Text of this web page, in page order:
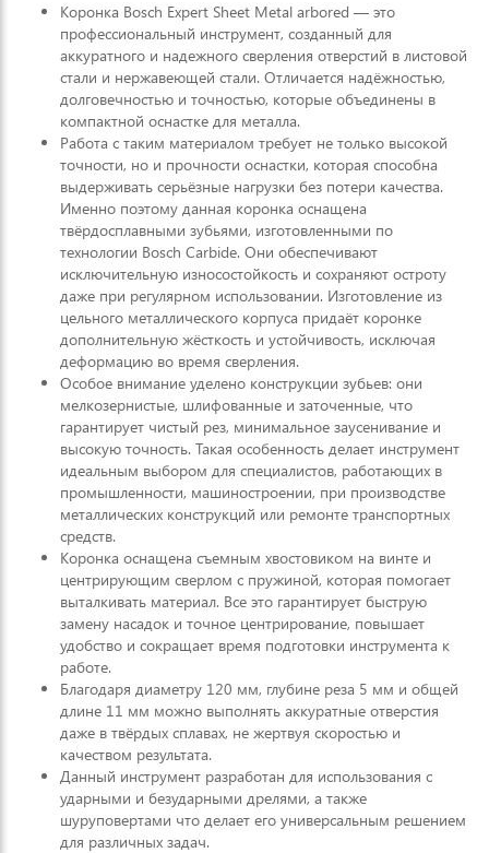
Коронка Bosch Expert Sheet Metal arbored — это
профессиональный инструмент, созданный для
аккуратного и надежного сверления отверстий в листовой
стали и нержавеющей стали. Отличается надёжностью,
долговечностью и точностью, которые объединены в
компактной оснастке для металла.
Работа с таким материалом требует не только высокой
точности, но и прочности оснастки, которая способна
выдерживать серьёзные нагрузки без потери качества.
Именно поэтому данная коронка оснащена
твёрдосплавными зубьями, изготовленными по
технологии Bosch Carbide. Они обеспечивают
исключительную износостойкость и сохраняют остроту
даже при регулярном использовании. Изготовление из
цельного металлического корпуса придаёт коронке
дополнительную жёсткость и устойчивость, исключая
деформацию во время сверления.
Особое внимание уделено конструкции зубьев: они
мелкозернистые, шлифованные и заточенные, что
гарантирует чистый рез, минимальное заусенивание и
высокую точность. Такая особенность делает инструмент
идеальным выбором для специалистов, работающих в
промышленности, машиностроении, при производстве
металлических конструкций или ремонте транспортных
средств.
Коронка оснащена съемным хвостовиком на винте и
центрирующим сверлом с пружиной, которая помогает
выталкивать материал. Все это гарантирует быструю
замену насадок и точное центрирование, повышает
удобство и сокращает время подготовки инструмента к
работе.
Благодаря диаметру 120 мм, глубине реза 5 мм и общей
длине 11 мм можно выполнять аккуратные отверстия
даже в твёрдых сплавах, не жертвуя скоростью и
качеством результата.
Данный инструмент разработан для использования с
ударными и безударными дрелями, а также
шуруповертами что делает его универсальным решением
для различных задач.